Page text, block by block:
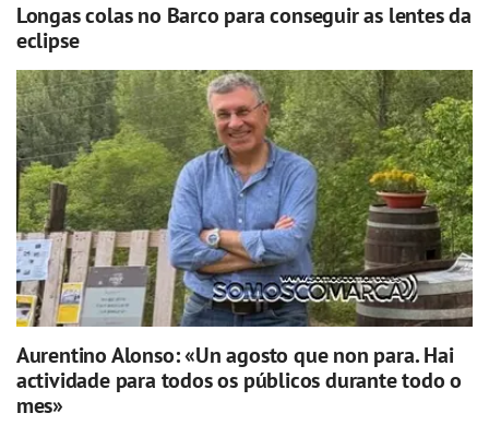
Longas colas no Barco para conseguir as lentes da
eclipse
Aurentino Alonso: «Un agosto que non para. Hai
actividade para todos os públicos durante todo o
mes»